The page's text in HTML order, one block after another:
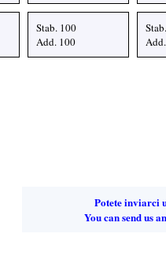
Stab. 100
Add. 100
Potete inviarci
You can send us